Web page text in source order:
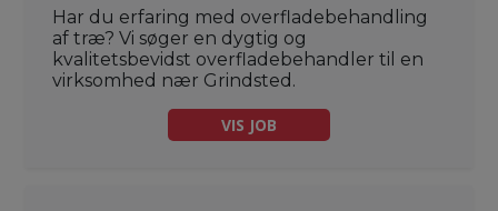
Har du erfaring med overfladebehandling
af træ? Vi søger en dygtig og
kvalitetsbevidst overfladebehandler til en
virksomhed nær Grindsted.
VIS JOB